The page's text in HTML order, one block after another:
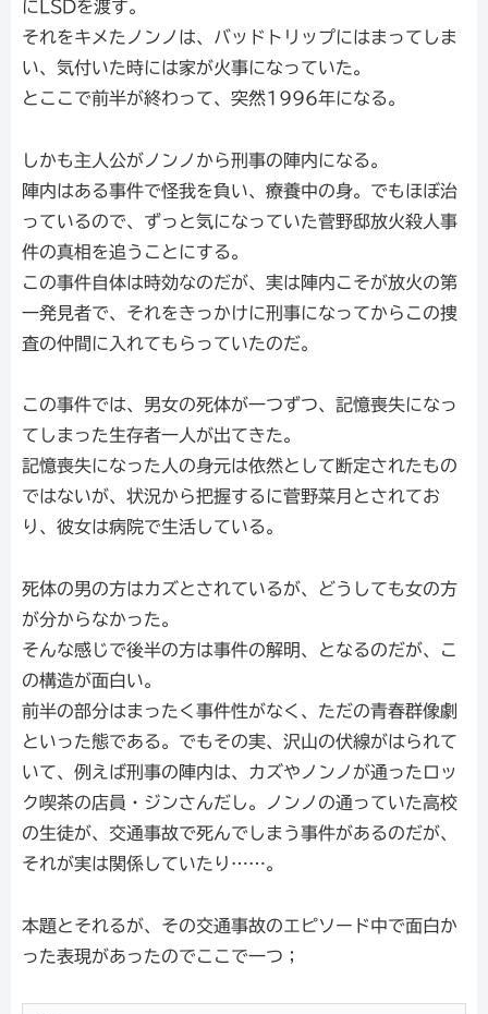
にLSDを渡す。
それをキメたノンノは、バッドトリップにはまってしま
い、気付いた時には家が火事になっていた。
とここで前半が終わって、突然1996年になる。
しかも主人公がノンノから刑事の陣内になる。
陣内はある事件で怪我を負い、療養中の身。でもほぼ治
っているので、ずっと気になっていた菅野邸放火殺人事
件の真相を追うことにする。
この事件自体は時効なのだが、実は陣内こそが放火の第
一発見者で、それをきっかけに刑事になってからこの捜
査の仲間に入れてもらっていたのだ。
この事件では、男女の死体が一つずつ、記憶喪失になっ
てしまった生存者一人が出てきた。
記憶喪失になった人の身元は依然として断定されたもの
ではないが、状況から把握するに菅野菜月とされてお
り、彼女は病院で生活している。
死体の男の方はカズとされているが、どうしても女の方
が分からなかった。
そんな感じで後半の方は事件の解明、となるのだが、こ
の構造が面白い。
前半の部分はまったく事件性がなく、ただの青春群像劇
といった態である。でもその実、沢山の伏線がはられて
いて、例えば刑事の陣内は、カズやノンノが通ったロッ
ク喫茶の店員・ジンさんだし。ノンノの通っていた高校
の生徒が、交通事故で死んでしまう事件があるのだが、
それが実は関係していたり……。
本題とそれるが、その交通事故のエピソード中で面白か
った表現があったのでここで一つ；